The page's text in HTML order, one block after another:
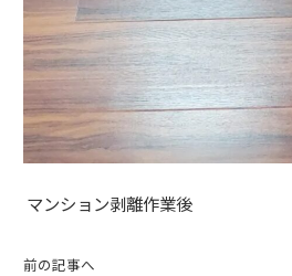
マンション剥離作業後
前の記事へ